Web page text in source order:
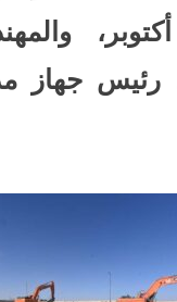
6 أكتوبر،
رئيس جهاز